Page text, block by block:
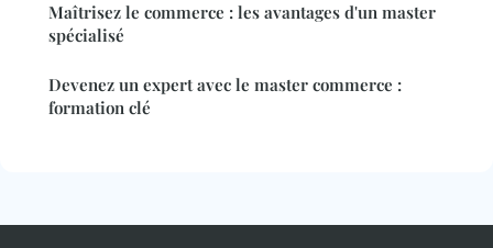
Maîtrisez le commerce : les avantages d'un master
spécialisé
Devenez un expert avec le master commerce :
formation clé